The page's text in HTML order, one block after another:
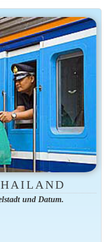
und Datum.